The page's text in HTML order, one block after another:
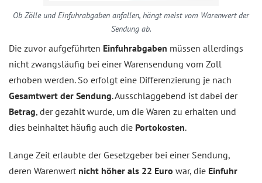
Ob Zölle und Einfuhrabgaben anfallen, hängt meist vom Warenwert der
Sendung ab.
Die zuvor aufgeführten Einfuhrabgaben müssen allerdings
nicht zwangsläufig bei einer Warensendung vom Zoll
erhoben werden. So erfolgt eine Differenzierung je nach
Gesamtwert der Sendung. Ausschlaggebend ist dabei der
Betrag, der gezahlt wurde, um die Waren zu erhalten und
dies beinhaltet häufig auch die Portokosten.
Lange Zeit erlaubte der Gesetzgeber bei einer Sendung,
deren Warenwert nicht höher als 22 Euro war, die Einfuhr